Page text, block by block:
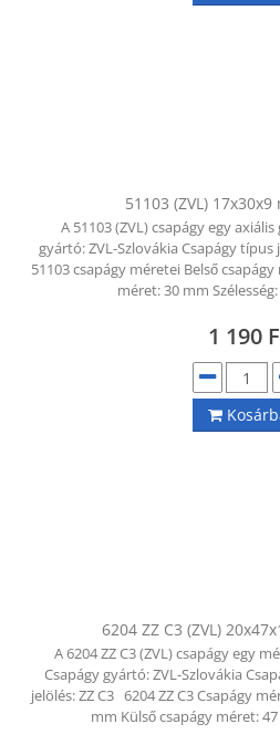
51103 (ZVL)
A 51103 (ZVL) csapágy egy
gyártó: ZVL-Szlovákia Csapágy típus
51103 csapágy méretei Belső
méret: 30 mm
1 190
6204 ZZ C3 (ZVL)
A 6204 ZZ C3 (ZVL) csapágy egy
Csapágy gyártó: ZVL-Szlovákia
jelölés: ZZ C3 6204 ZZ C3 Csapágy
mm Külső csapágy méret: